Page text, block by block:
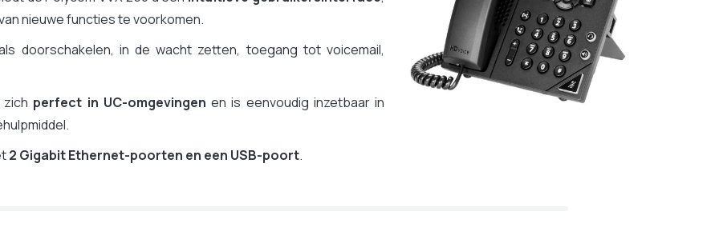
nieuwe functies te voorkomen.
doorschakelen, in de wacht zetten, toegang tot voicemail,
perfect in UC-omgevingen en is eenvoudig inzetbaar in
2 Gigabit Ethernet-poorten en een USB-poort.